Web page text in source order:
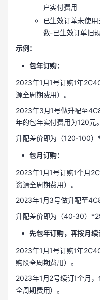
户实付费用
已生效订单未使
数-已生效订单旧
示例：
包年订购：
2023年1月1号订购1年
源全周期费用）。
2023年3月1号做升配至
年的包年实付费用为120元。
升配差价即为（120-100）
包月订购：
2023年1月1号订购1个月
资源全周期费用）。
2023年1月3号做升配至
升配差价即为（40-30）
先包年订购，再按月续
2023年1月1号订购1年
购段全周期费用）。
2023年1月2号续订1个月
全周期费用）。